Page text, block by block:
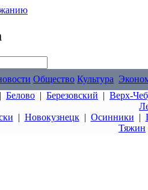
Общество Культура
| Белово | Березовский | Верх-
| Новокузнецк| Осинники |
Тяжин